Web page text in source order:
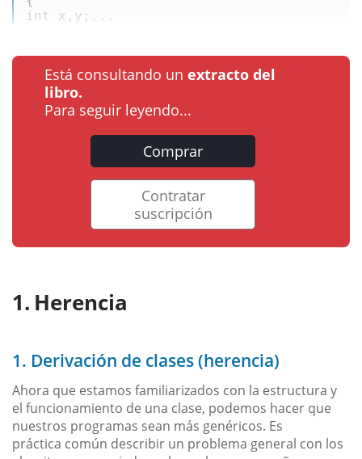
int
x,y;...
Está consultando un extracto del
libro.
Para seguir leyendo...
Comprar
Contratar
suscripción
Herencia
1. Derivación de clases (herencia)
Ahora que estamos familiarizados con la estructura y
el funcionamiento de una clase, podemos hacer que
nuestros programas sean más genéricos. Es
práctica común describir un problema general con los